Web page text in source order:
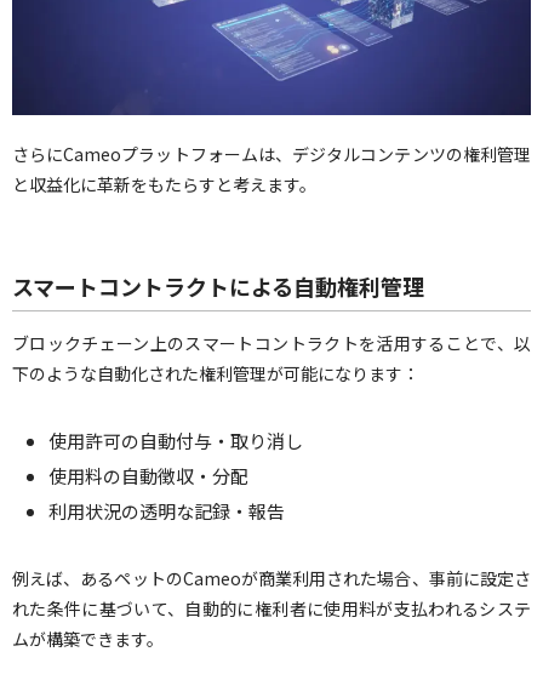
さらにCameoプラットフォームは、デジタルコンテンツの権利管理
と収益化に革新をもたらすと考えます。
スマートコントラクトによる自動権利管理
ブロックチェーン上のスマートコントラクトを活用することで、以
下のような自動化された権利管理が可能になります：
使用許可の自動付与・取り消し
使用料の自動徴収・分配
利用状況の透明な記録・報告
例えば、あるペットのCameoが商業利用された場合、事前に設定さ
れた条件に基づいて、自動的に権利者に使用料が支払われるシステ
ムが構築できます。